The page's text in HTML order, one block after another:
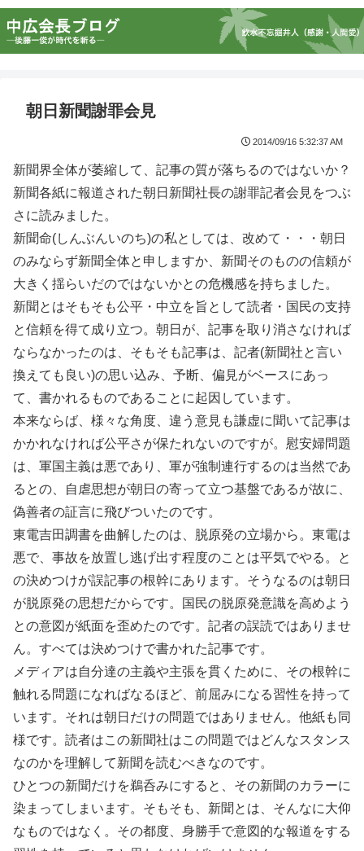
朝日新聞謝罪会見
2014/09/16 5:32:37 AM
新聞界全体が萎縮して、記事の質が落ちるのではないか？
新聞各紙に報道された朝日新聞社長の謝罪記者会見をつぶ
さに読みました。
新聞命(しんぶんいのち)の私としては、改めて・・・朝日
のみならず新聞全体と申しますか、新聞そのものの信頼が
大きく揺らいだのではないかとの危機感を持ちました。
新聞とはそもそも公平・中立を旨として読者・国民の支持
と信頼を得て成り立つ。朝日が、記事を取り消さなければ
ならなかったのは、そもそも記事は、記者(新聞社と言い
換えても良い)の思い込み、予断、偏見がベースにあっ
て、書かれるものであることに起因しています。
本来ならば、様々な角度、違う意見も謙虚に聞いて記事は
かかれなければ公平さが保たれないのですが。慰安婦問題
は、軍国主義は悪であり、軍が強制連行するのは当然であ
るとの、自虐思想が朝日の寄って立つ基盤であるが故に、
偽善者の証言に飛びついたのです。
東電吉田調書を曲解したのは、脱原発の立場から。東電は
悪で、事故を放置し逃げ出す程度のことは平気でやる。と
の決めつけが誤記事の根幹にあります。そうなるのは朝日
が脱原発の思想だからです。国民の脱原発意識を高めよう
との意図が紙面を歪めたのです。記者の誤読ではありませ
ん。すべては決めつけで書かれた記事です。
メディアは自分達の主義や主張を貫くために、その根幹に
触れる問題になればなるほど、前屈みになる習性を持って
います。それは朝日だけの問題ではありません。他紙も同
様です。読者はこの新聞社はこの問題ではどんなスタンス
なのかを理解して新聞を読むべきなのです。
ひとつの新聞だけを鵜呑みにすると、その新聞のカラーに
染まってしまいます。そもそも、新聞とは、そんなに大仰
なものではなく。その都度、身勝手で意図的な報道をする